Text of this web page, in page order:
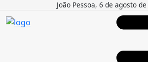
João Pessoa, 6 de agosto